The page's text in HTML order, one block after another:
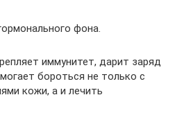
фона.
иммунитет, дарит заряд
бороться не только с
кожи, а и лечить